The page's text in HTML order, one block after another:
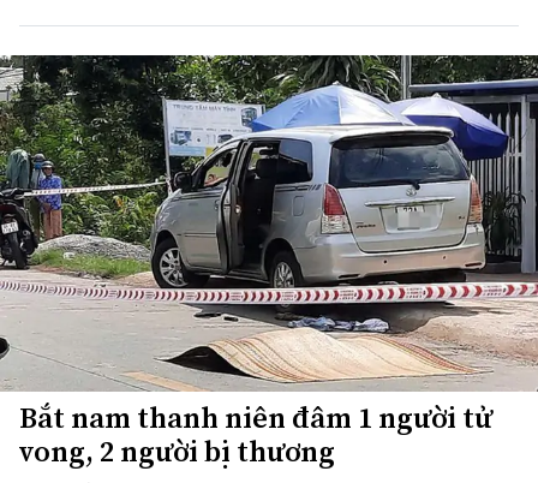
Bắt nam thanh niên đâm 1 người tử
vong, 2 người bị thương